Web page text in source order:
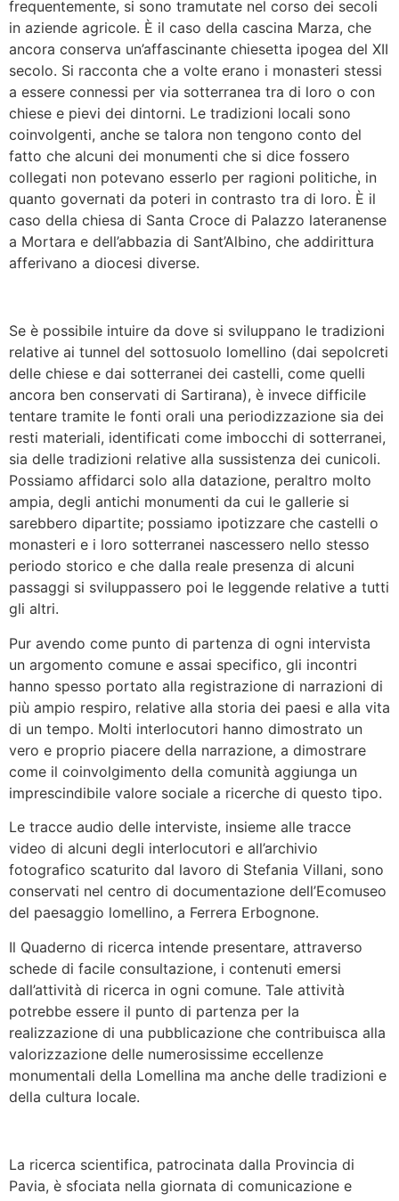
frequentemente, si sono tramutate nel corso dei secoli
in aziende agricole. È il caso della cascina Marza, che
ancora conserva un’affascinante chiesetta ipogea del XII
secolo. Si racconta che a volte erano i monasteri stessi
a essere connessi per via sotterranea tra di loro o con
chiese e pievi dei dintorni. Le tradizioni locali sono
coinvolgenti, anche se talora non tengono conto del
fatto che alcuni dei monumenti che si dice fossero
collegati non potevano esserlo per ragioni politiche, in
quanto governati da poteri in contrasto tra di loro. È il
caso della chiesa di Santa Croce di Palazzo lateranense
a Mortara e dell’abbazia di Sant’Albino, che addirittura
afferivano a diocesi diverse.
Se è possibile intuire da dove si sviluppano le tradizioni
relative ai tunnel del sottosuolo lomellino (dai sepolcreti
delle chiese e dai sotterranei dei castelli, come quelli
ancora ben conservati di Sartirana), è invece difficile
tentare tramite le fonti orali una periodizzazione sia dei
resti materiali, identificati come imbocchi di sotterranei,
sia delle tradizioni relative alla sussistenza dei cunicoli.
Possiamo affidarci solo alla datazione, peraltro molto
ampia, degli antichi monumenti da cui le gallerie si
sarebbero dipartite; possiamo ipotizzare che castelli o
monasteri e i loro sotterranei nascessero nello stesso
periodo storico e che dalla reale presenza di alcuni
passaggi si sviluppassero poi le leggende relative a tutti
gli altri.
Pur avendo come punto di partenza di ogni intervista
un argomento comune e assai specifico, gli incontri
hanno spesso portato alla registrazione di narrazioni di
più ampio respiro, relative alla storia dei paesi e alla vita
di un tempo. Molti interlocutori hanno dimostrato un
vero e proprio piacere della narrazione, a dimostrare
come il coinvolgimento della comunità aggiunga un
imprescindibile valore sociale a ricerche di questo tipo.
Le tracce audio delle interviste, insieme alle tracce
video di alcuni degli interlocutori e all’archivio
fotografico scaturito dal lavoro di Stefania Villani, sono
conservati nel centro di documentazione dell’Ecomuseo
del paesaggio lomellino, a Ferrera Erbognone.
Il Quaderno di ricerca intende presentare, attraverso
schede di facile consultazione, i contenuti emersi
dall’attività di ricerca in ogni comune. Tale attività
potrebbe essere il punto di partenza per la
realizzazione di una pubblicazione che contribuisca alla
valorizzazione delle numerosissime eccellenze
monumentali della Lomellina ma anche delle tradizioni e
della cultura locale.
La ricerca scientifica, patrocinata dalla Provincia di
Pavia, è sfociata nella giornata di comunicazione e